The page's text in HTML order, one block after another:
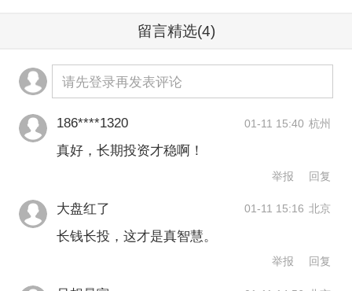
留言精选(4)
请先登录再发表评论
186****1320 01-11 15:40 杭州
真好，长期投资才稳啊！
举报 回复
大盘红了 01-11 15:16 北京
长钱长投，这才是真智慧。
举报 回复